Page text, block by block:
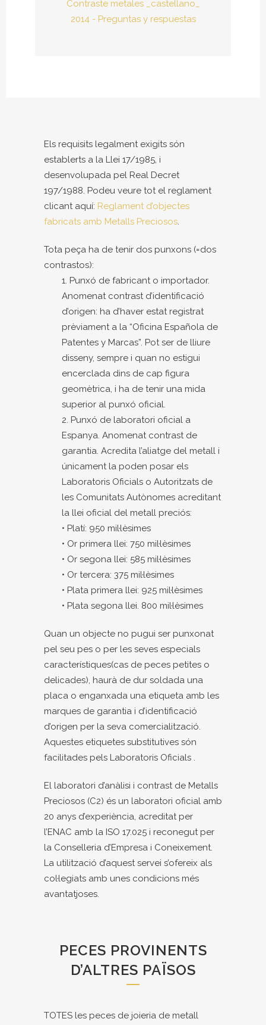
Contraste metales _castellano_
2014 - Preguntas y respuestas
Els requisits legalment exigits són
establerts a la Llei 17/1985, i
desenvolupada pel Real Decret
197/1988. Podeu veure tot el reglament
clicant aquí: Reglament d’objectes
fabricats amb Metalls Preciosos.
Tota peça ha de tenir dos punxons (=dos
contrastos):
Punxó de fabricant o importador.
Anomenat contrast d’identificació
d’origen: ha d’haver estat registrat
prèviament a la “Oficina Española de
Patentes y Marcas”. Pot ser de lliure
disseny, sempre i quan no estigui
encerclada dins de cap figura
geomètrica, i ha de tenir una mida
superior al punxó oficial.
Punxó de laboratori oficial a
Espanya. Anomenat contrast de
garantia. Acredita l’aliatge del metall i
únicament la poden posar els
Laboratoris Oficials o Autoritzats de
les Comunitats Autònomes acreditant
la llei oficial del metall preciós:
• Platí: 950 mil·lèsimes
• Or primera llei: 750 mil·lèsimes
• Or segona llei: 585 mil·lèsimes
• Or tercera: 375 mil·lèsimes
• Plata primera llei: 925 mil·lèsimes
• Plata segona llei. 800 mil·lèsimes
Quan un objecte no pugui ser punxonat
pel seu pes o per les seves especials
característiques(cas de peces petites o
delicades), haurà de dur soldada una
placa o enganxada una etiqueta amb les
marques de garantia i d’identificació
d’origen per la seva comercialització.
Aquestes etiquetes substitutives són
facilitades pels Laboratoris Oficials .
El laboratori d’anàlisi i contrast de Metalls
Preciosos (C2) és un laboratori oficial amb
20 anys d’experiència, acreditat per
l’ENAC amb la ISO 17.025 i reconegut per
la Conselleria d’Empresa i Coneixement.
La utilització d’aquest servei s’ofereix als
col·legiats amb unes condicions més
avantatjoses.
PECES PROVINENTS
D’ALTRES PAÏSOS
TOTES les peces de joieria de metall